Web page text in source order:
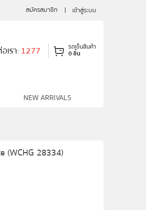
สมัครสมาชิก เข้าสู่ระบบ
NEW ARRIVALS
เรา:1277 รถเข็นสินค้า
0 ชิ้น
(WCHG 28334)